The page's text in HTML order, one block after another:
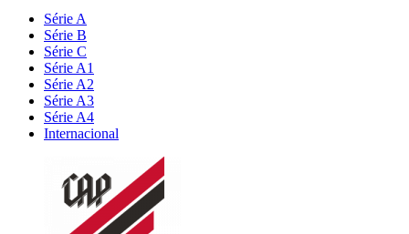
Série A
Série B
Série C
Série A1
Série A2
Série A3
Série A4
Internacional